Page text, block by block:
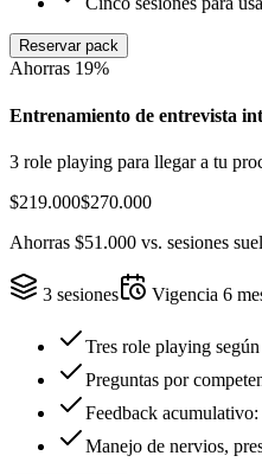
Reservar pack
Ahorras 19%
Entrenamiento de entrevista
3 role playing para llegar a tu
$219.000$270.000
Ahorras $51.000 vs. sesiones
3 sesiones Vigencia 6
Tres role playing
Preguntas por
Feedback
Manejo de nervios,